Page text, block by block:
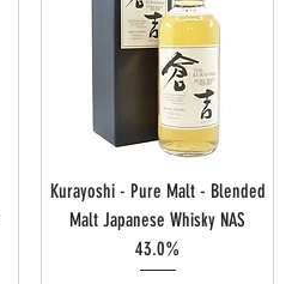
Kurayoshi - Pure Malt - Blended
Malt Japanese Whisky NAS
43.0%